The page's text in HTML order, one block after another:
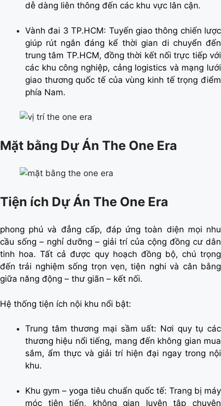
dễ dàng liên thông đến các khu vực lân cận.
Vành đai 3 TP.HCM: Tuyến giao thông chiến lược
giúp rút ngắn đáng kể thời gian di chuyển đến
trung tâm TP.HCM, đồng thời kết nối trực tiếp với
các khu công nghiệp, cảng logistics và mạng lưới
giao thương quốc tế của vùng kinh tế trọng điểm
phía Nam.
Mặt bằng Dự Án The One Era
Tiện ích Dự Án The One Era
phong phú và đẳng cấp, đáp ứng toàn diện mọi nhu
cầu sống – nghỉ dưỡng – giải trí của cộng đồng cư dân
tinh hoa. Tất cả được quy hoạch đồng bộ, chú trọng
đến trải nghiệm sống trọn vẹn, tiện nghi và cân bằng
giữa năng động – thư giãn – kết nối.
Hệ thống tiện ích nội khu nổi bật:
Trung tâm thương mại sầm uất: Nơi quy tụ các
thương hiệu nổi tiếng, mang đến không gian mua
sắm, ẩm thực và giải trí hiện đại ngay trong nội
khu.
Khu gym – yoga tiêu chuẩn quốc tế: Trang bị máy
móc tiên tiến, không gian luyện tập chuyên